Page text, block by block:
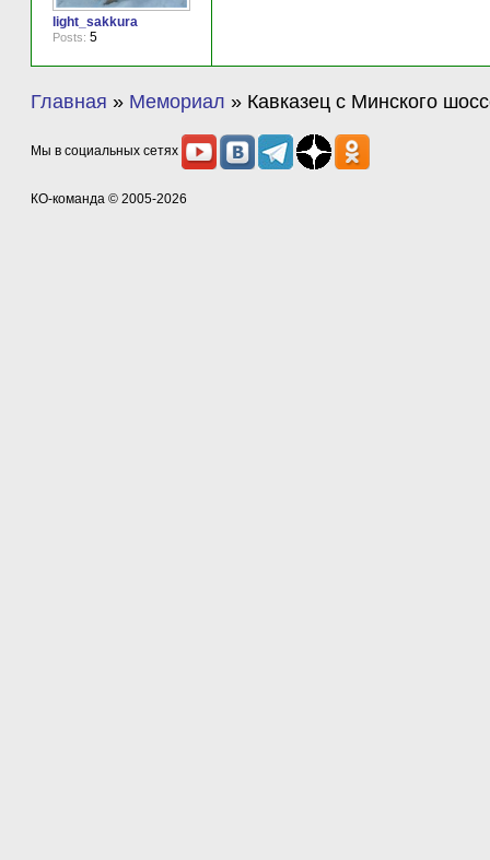
light_sakkura
Posts: 5
Главная » Мемориал » Кавказец с Минского
Мы в социальных сетях
КО-команда © 2005-2026